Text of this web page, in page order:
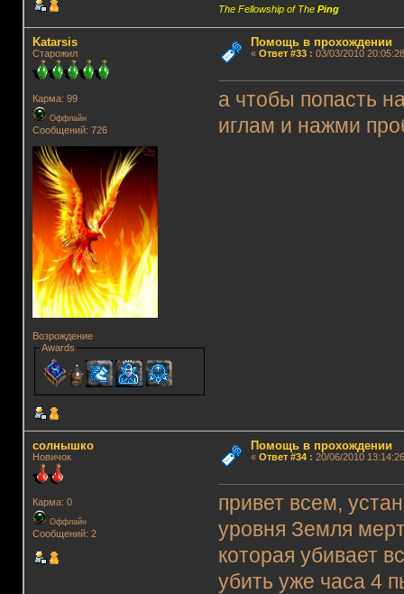
The Fellowship of ThePing
Katarsis
Старожил
Карма: 99
Оффлайн
Сообщений: 726
Возрождение
Awards
Помощь в прохождении
« Ответ #33: 03/03/2010
а чтобы попасть
иглам и нажми
солнышко
Новичок
Карма: 0
Оффлайн
Сообщений: 2
Помощь в прохождении
« Ответ #34: 20/06/2010
привет всем,
уровня Земля
которая убивает
убить уже часа 4